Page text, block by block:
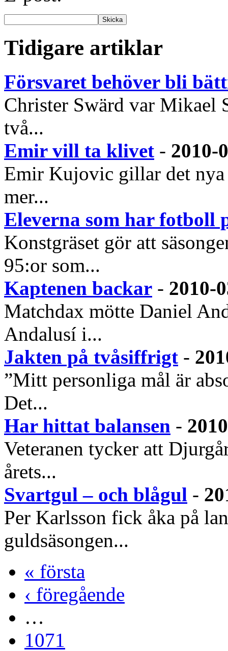
Tidigare artiklar
Försvaret behöver bli
Christer Swärd var Mikael
två...
Emir vill ta klivet - 2010-
Emir Kujovic gillar det nya
mer...
Eleverna som har fotboll
Konstgräset gör att
95:or som...
Kaptenen backar - 2010-
Matchdax mötte Daniel
Andalusí i...
Jakten på tvåsiffrigt -
”Mitt personliga mål är
Det...
Har hittat balansen -
Veteranen tycker att
årets...
Svartgul – och blågul -
Per Karlsson fick åka på
guldsäsongen...
« första
‹ föregående
…
1071